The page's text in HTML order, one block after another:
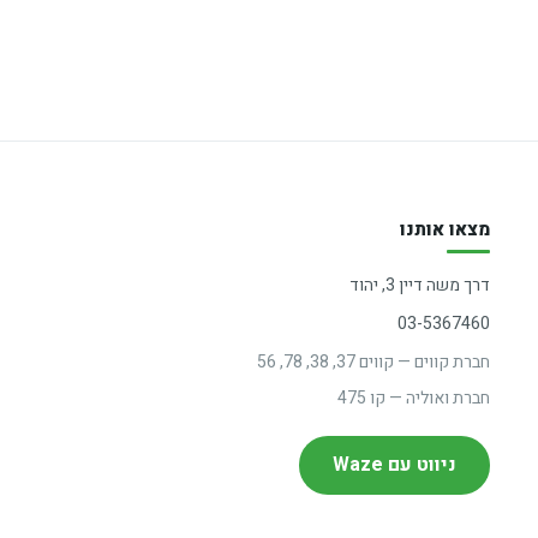
מצאו אותנו
דרך משה דיין 3, יהוד
03-5367460
חברת קווים — קווים 37, 38, 78, 56
חברת ואוליה — קו 475
ניווט עם Waze